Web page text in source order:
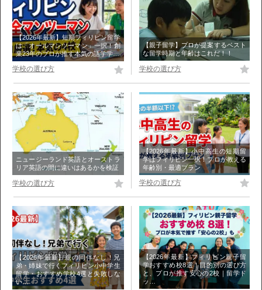
【2026年最新】短期フィリピン留学
は「オールマンツーマン」一択！創
業23年のプロが推す本気の語学学…
学校の選び方
【親子留学】プロが提案するベスト
な留学時期と年齢はこれだ！！
学校の選び方
ニュージーランド英語とオーストラ
リア英語の間に違いはあるかを検証
学校の選び方
【2026年最新】小中高生の短期留
学はフィリピン一択！プロが教える
年齢別・最適プラン
学校の選び方
【2026年最新】親の同伴なし！兄
弟・姉妹で行くフィリピン小中学生
留学・おすすめ学校4選と失敗しな
い…
【2026年最新】フィリピン親子留
学おすすめ校8選！目的別の選び方
と、プロが推す安心の2校｜留学ド
ッ…